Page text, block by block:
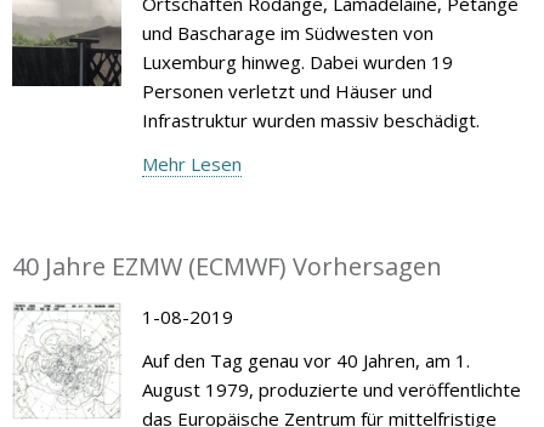
und Bascharage im Südwesten von
Luxemburg hinweg. Dabei wurden 19
Personen verletzt und Häuser und
Infrastruktur wurden massiv beschädigt.
Mehr Lesen
40 Jahre EZMW (ECMWF) Vorhersagen
1-08-2019
Auf den Tag genau vor 40 Jahren, am 1.
August 1979, produzierte und veröffentlichte
das Europäische Zentrum für mittelfristige